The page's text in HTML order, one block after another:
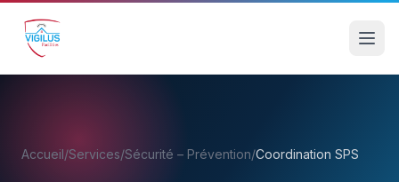
Accueil/Services/Sécurité – Prévention/Coordination SPS